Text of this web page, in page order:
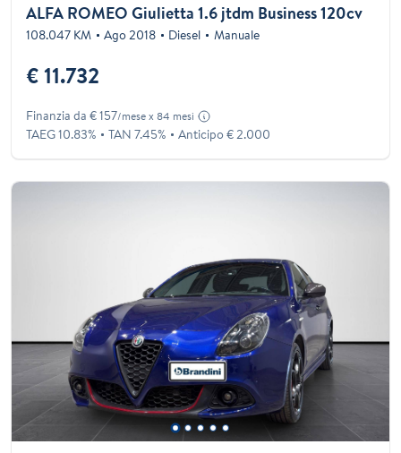
ALFA ROMEO Giulietta 1.6 jtdm Business 120cv
108.047 KM Ago 2018 Diesel Manuale
€ 11.732
Finanzia da € 157/mese x 84 mesi
TAEG 10.83% TAN 7.45% Anticipo € 2.000